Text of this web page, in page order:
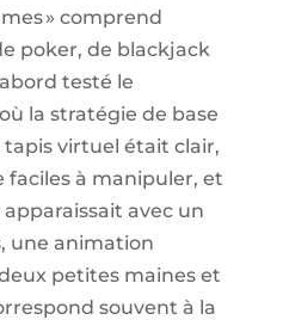
» comprend
poker, de blackjack
testé le
la stratégie de base
tapis virtuel était clair,
faciles à manipuler, et
avec un
une animation
petites maines et
souvent à la